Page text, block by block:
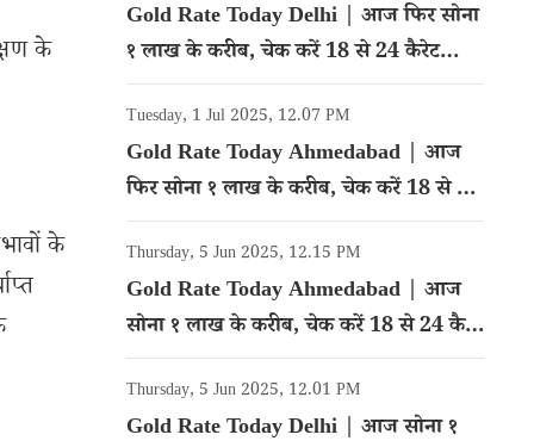
के
के
Gold Rate Today Delhi | आज फिर सोना
१ लाख के करीब, चेक करें 18 से 24 कैरेट
गोल्ड का रेट
Tuesday, 1 Jul 2025, 12.07 PM
Gold Rate Today Ahmedabad | आज
फिर सोना १ लाख के करीब, चेक करें 18 से 24
कैरेट गोल्ड का रेट
Thursday, 5 Jun 2025, 12.15 PM
Gold Rate Today Ahmedabad | आज
सोना १ लाख के करीब, चेक करें 18 से 24 कैरेट
गोल्ड का रेट
Thursday, 5 Jun 2025, 12.01 PM
Gold Rate Today Delhi | आज सोना १